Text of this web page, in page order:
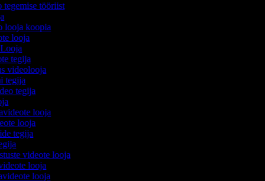
tegemise tööriist
looja koopia
looja
tegija
videolooja
tegija
tegija
looja
looja
tegija
videote looja
looja
looja